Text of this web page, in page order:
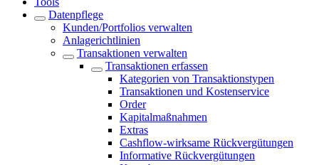
Datenpflege
Kunden/Portfolios verwalten
Anlagerichtlinien
Transaktionen verwalten
Transaktionen erfassen
Kategorien von Transaktionstypen
Transaktionen und Kostenservice
Order
Kapitalmaßnahmen
Extras
Cashflow-wirksame Rückvergütungen
Informative Rückvergütungen